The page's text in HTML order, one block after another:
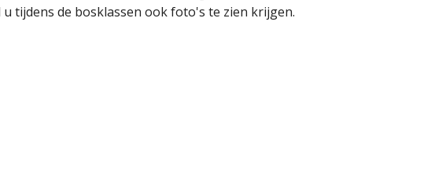
u tijdens de bosklassen ook foto's te zien krijgen.